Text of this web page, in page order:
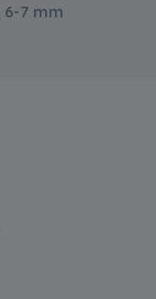
6-7 mm